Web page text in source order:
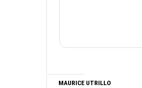
MAURICE UTRILLO